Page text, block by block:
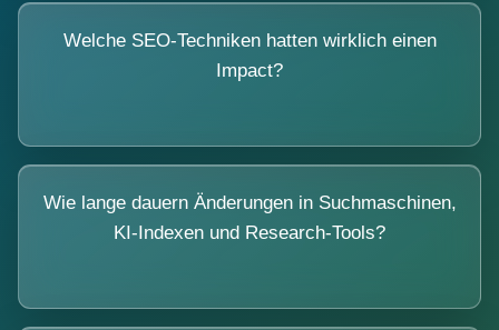
Welche SEO-Techniken hatten wirklich einen
Impact?
Wie lange dauern Änderungen in Suchmaschinen,
KI-Indexen und Research-Tools?